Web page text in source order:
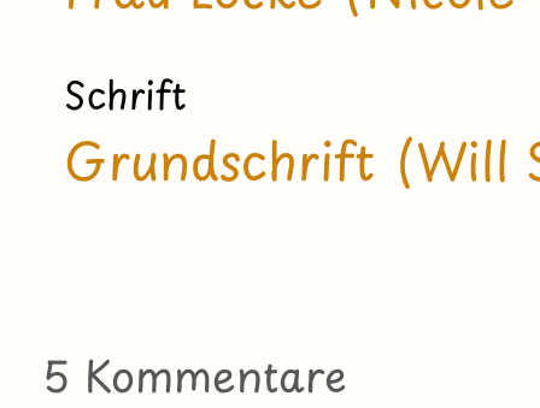
Schrift
Grundschrift (Will
5 Kommentare